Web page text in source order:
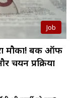
Job
मौका! बैंक ऑफ
चयन प्रक्रिया